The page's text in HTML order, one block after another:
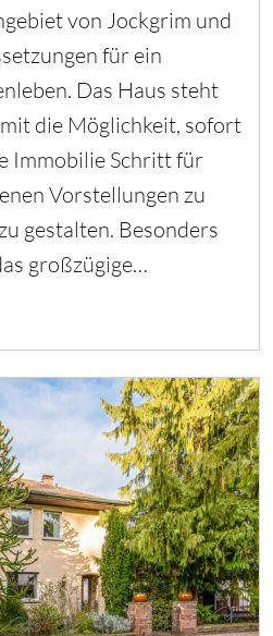
von Jockgrim und
für ein
Das Haus steht
die Möglichkeit, sofort
Immobilie Schritt für
Vorstellungen zu
gestalten. Besonders
großzügige…